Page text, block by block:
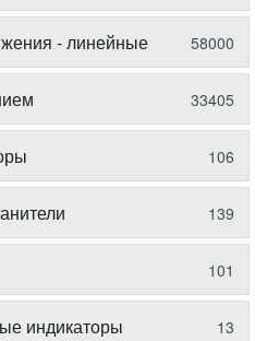
- линейные 58000
33405
106
139
101
индикаторы 13